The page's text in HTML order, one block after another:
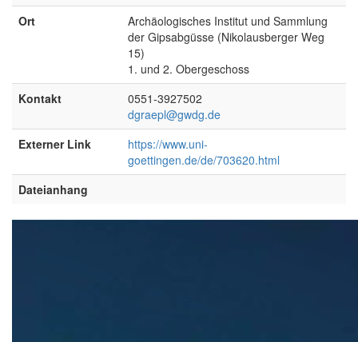
Ort
Archäologisches Institut und Sammlung
der Gipsabgüsse (Nikolausberger Weg
15)
1. und 2. Obergeschoss
Kontakt
0551-3927502
dgraepl@gwdg.de
Externer Link
https://www.uni-
goettingen.de/de/703620.html
Dateianhang